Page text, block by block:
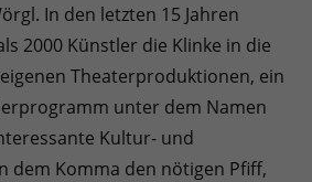
In den letzten 15 Jahren
2000 Künstler die Klinke in die
Theaterproduktionen, ein
unter dem Namen
Kultur- und
dem Komma den nötigen Pfiff,